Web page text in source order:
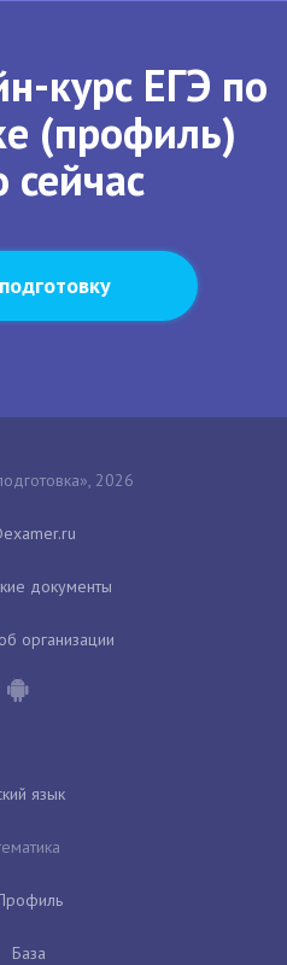
курс ЕГЭ по
(профиль)
2026
документы
организации
язык
База